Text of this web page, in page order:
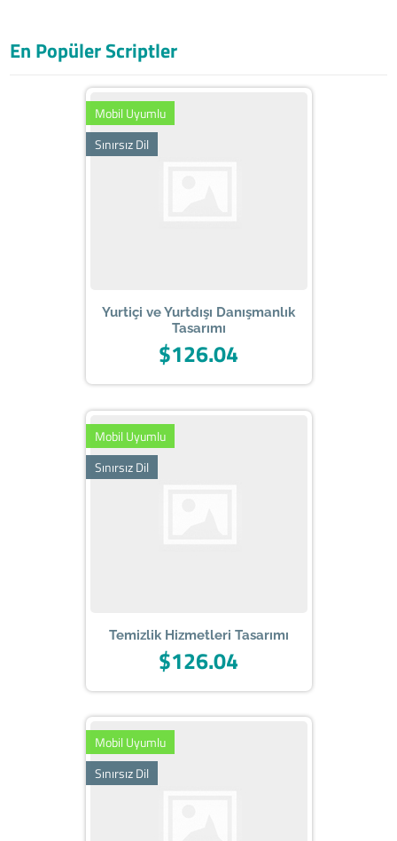
En Popüler Scriptler
Mobil Uyumlu
Sınırsız Dil
Yurtiçi ve Yurtdışı Danışmanlık
Tasarımı
$126.04
Mobil Uyumlu
Sınırsız Dil
Temizlik Hizmetleri Tasarımı
$126.04
Mobil Uyumlu
Sınırsız Dil